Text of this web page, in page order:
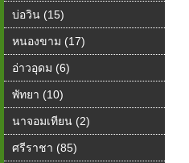
บ่อวิน (15)
หนองขาม (17)
อ่าวอุดม (6)
พัทยา (10)
นาจอมเทียน (2)
ศรีราชา (85)